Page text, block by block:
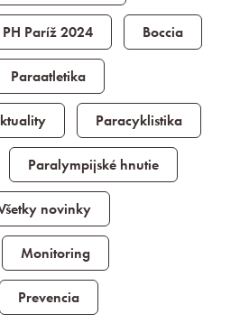
PH Paríž 2024 Boccia
Paraatletika
Paracyklistika
Paralympijské hnutie
novinky
Monitoring
Prevencia